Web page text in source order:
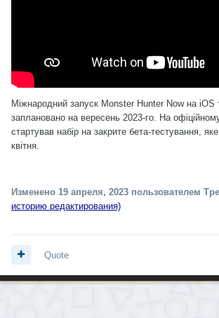
Міжнародний запуск Monster Hunter Now на iOS
заплановано на вересень 2023-го. На
стартував набір на закрите бета-тестування,
квітня.
Изменено 19 апреля, 2023 пользователем
историю редактирования)
Quote